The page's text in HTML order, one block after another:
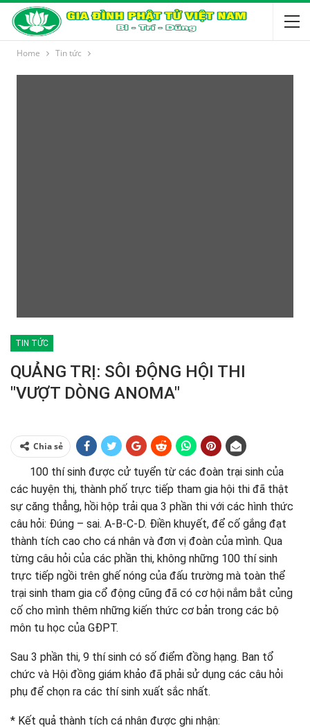
Home Tin tức
TIN TỨC
QUẢNG TRỊ: SÔI ĐỘNG HỘI THI
"VƯỢT DÒNG ANOMA"
Chia sẻ
100 thí sinh được cử tuyển từ các đoàn trại sinh của
các huyện thị, thành phố trực tiếp tham gia hội thi đã thật
sự căng thẳng, hồi hộp trải qua 3 phần thi với các hình thức
câu hỏi: Đúng – sai. A-B-C-D. Điền khuyết, để cố gắng đạt
thành tích cao cho cá nhân và đơn vị đoàn của mình. Qua
từng câu hỏi của các phần thi, không những 100 thí sinh
trực tiếp ngồi trên ghế nóng của đấu trường mà toàn thể
trại sinh tham gia cổ động cũng đã có cơ hội nắm bắt củng
cố cho mình thêm những kiến thức cơ bản trong các bộ
môn tu học của GĐPT.
Sau 3 phần thi, 9 thí sinh có số điểm đồng hạng. Ban tổ
chức và Hội đồng giám khảo đã phải sử dụng các câu hỏi
phụ để chọn ra các thí sinh xuất sắc nhất.
* Kết quả thành tích cá nhân được ghi nhận: